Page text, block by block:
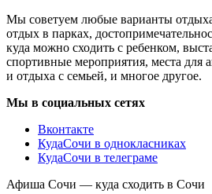
Мы советуем любые варианты
отдых в парках,
куда можно сходить с ребенком,
спортивные мероприятия, места для
и отдыха с семьей, и многое другое.
Мы в социальных сетях
Вконтакте
КудаСочи в однокласниках
КудаСочи в телеграме
Афиша Сочи — куда сходить в Сочи